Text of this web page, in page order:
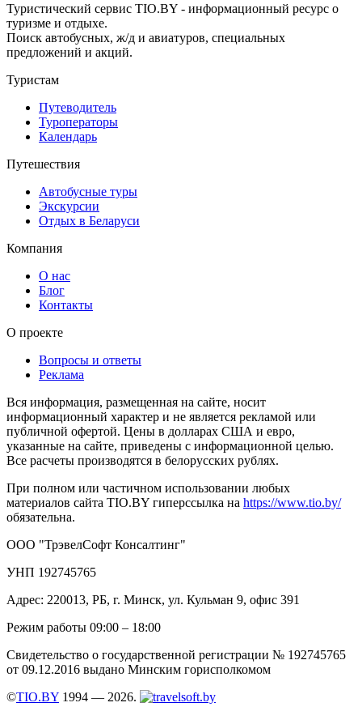
Туристический сервис TIO.BY - информационный ресурс о
туризме и отдыхе.
Поиск автобусных, ж/д и авиатуров, специальных
предложений и акций.
Туристам
Путеводитель
Туроператоры
Календарь
Путешествия
Автобусные туры
Экскурсии
Отдых в Беларуси
Компания
О нас
Блог
Контакты
О проекте
Вопросы и ответы
Реклама
Вся информация, размещенная на сайте, носит
информационный характер и не является рекламой или
публичной офертой. Цены в долларах США и евро,
указанные на сайте, приведены с информационной целью.
Все расчеты производятся в белорусских рублях.
При полном или частичном использовании любых
материалов сайта TIO.BY гиперссылка на https://www.tio.by/
обязательна.
ООО "ТрэвелСофт Консалтинг"
УНП 192745765
Адрес: 220013, РБ, г. Минск, ул. Кульман 9, офис 391
Режим работы 09:00 – 18:00
Свидетельство о государственной регистрации № 192745765
от 09.12.2016 выдано Минским горисполкомом
©TIO.BY 1994 — 2026.